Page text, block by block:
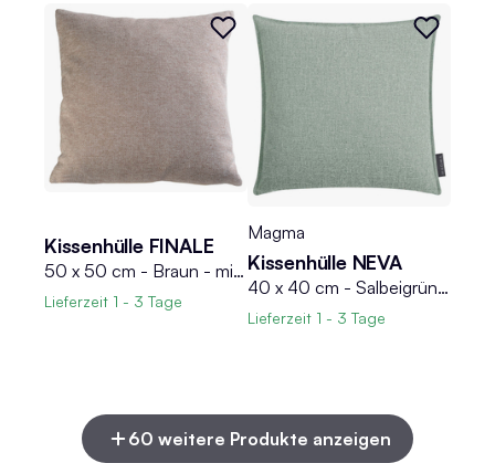
Kissenhülle FINALE
50 x 50 cm - Braun - mit Reißverschluss
Lieferzeit 1 - 3 Tage
Magma
Kissenhülle NEVA
40 x 40 cm - Salbeigrün - mit Reißverschluss - mit Stehsaum
Lieferzeit 1 - 3 Tage
60 weitere Produkte anzeigen